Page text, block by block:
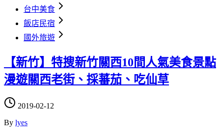
台中美食
飯店民宿
國外旅遊
【新竹】特搜新竹關西10間人氣美食景點
漫遊關西老街、採蕃茄、吃仙草
2019-02-12
By lyes